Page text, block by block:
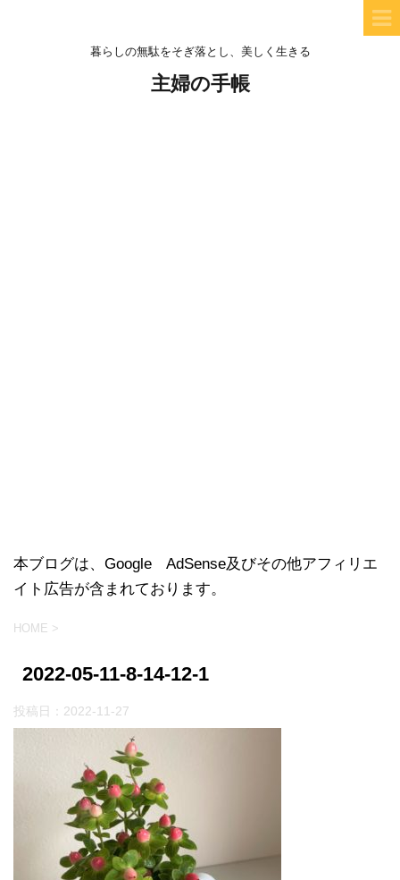
暮らしの無駄をそぎ落とし、美しく生きる
主婦の手帳
本ブログは、Google AdSense及びその他アフィリエ
イト広告が含まれております。
HOME >
2022-05-11-8-14-12-1
投稿日： 2022-11-27